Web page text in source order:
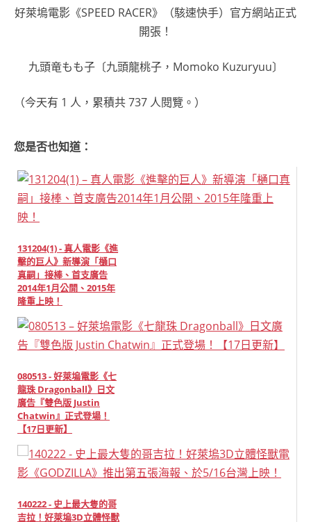
九頭竜もも子〔九頭龍桃子，Momoko Kuzuryuu〕
（今天有 1 人，累積共 737 人閱覽。）
您是否也知道：
131204(1) - 真人電影《進
擊的巨人》新導演「樋口
真嗣」接棒、首支廣告
2014年1月公開、2015年
隆重上映！
080513 - 好萊塢電影《七
龍珠 Dragonball》日文
廣告『雙色版 Justin
Chatwin』正式登場！
【17日更新】
140222 - 史上最大隻的哥
吉拉！好萊塢3D立體怪獸